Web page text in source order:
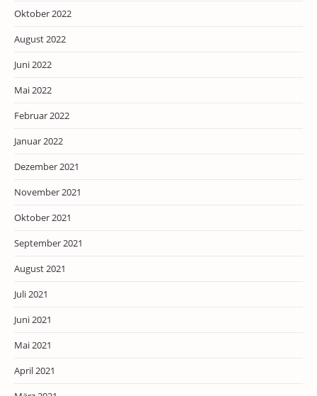
Oktober 2022
August 2022
Juni 2022
Mai 2022
Februar 2022
Januar 2022
Dezember 2021
November 2021
Oktober 2021
September 2021
August 2021
Juli 2021
Juni 2021
Mai 2021
April 2021